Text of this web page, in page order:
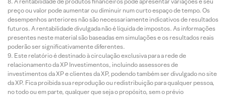
preço ou valor pode aumentar ou diminuir num curto espaço de tempo. Os
desempenhos anteriores não são necessariamente indicativos de resultados
futuros. A rentabilidade divulgada não é líquida de impostos. As informações
presentes neste material são baseadas em simulações e os resultados reais
poderão ser significativamente diferentes.
Este relatório é destinado à circulação exclusiva para a rede de
relacionamento da XP Investimentos, incluindo assessores de
investimentos da XP e clientes da XP, podendo também ser divulgado no site
da XP. Fica proibida sua reprodução ou redistribuição para qualquer pessoa,
no todo ou em parte, qualquer que seja o propósito, sem o prévio